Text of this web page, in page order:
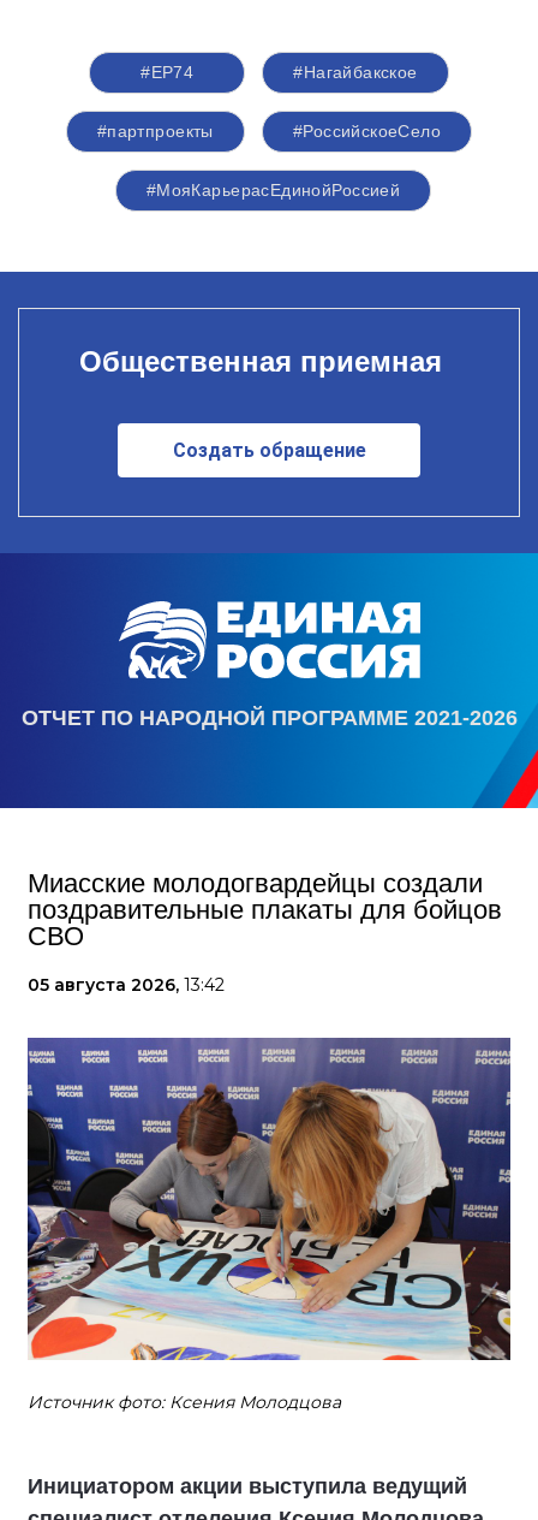
#ЕР74 #Нагайбакское
#партпроекты #РоссийскоеСело
#МояКарьерасЕдинойРоссией
Общественная приемная
Создать обращение
ОТЧЕТ ПО НАРОДНОЙ ПРОГРАММЕ 2021-2026
Миасские молодогвардейцы создали
поздравительные плакаты для бойцов
СВО
05 августа 2026, 13:42
Источник фото: Ксения Молодцова
Инициатором акции выступила ведущий